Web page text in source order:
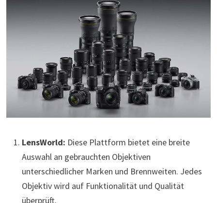
LensWorld: Diese Plattform bietet eine breite
Auswahl an gebrauchten Objektiven
unterschiedlicher Marken und Brennweiten. Jedes
Objektiv wird auf Funktionalität und Qualität
überprüft.